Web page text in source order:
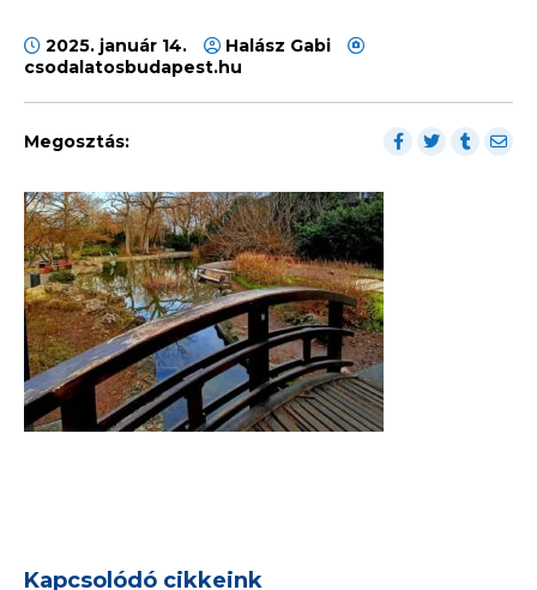
2025. január 14.
Halász Gabi
csodalatosbudapest.hu
Megosztás:
Kapcsolódó cikkeink